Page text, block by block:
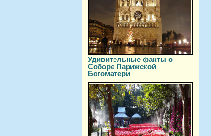
Удивительные факты о
Соборе Парижской
Богоматери